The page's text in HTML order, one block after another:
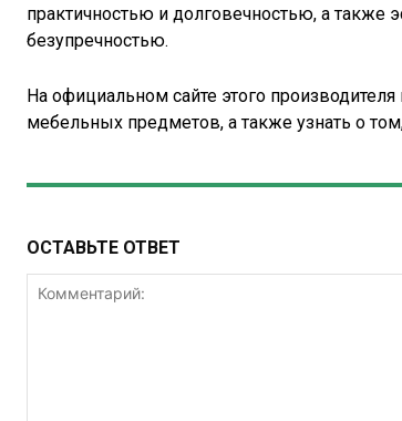
практичностью и долговечностью, а также
безупречностью.
На официальном сайте этого
мебельных предметов, а также узнать о
ОСТАВЬТЕ ОТВЕТ